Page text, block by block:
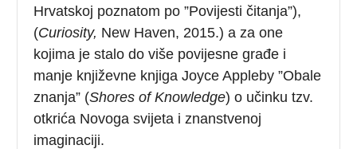
Hrvatskoj poznatom po ”Povijesti čitanja”),
(Curiosity, New Haven, 2015.) a za one
kojima je stalo do više povijesne građe i
manje književne knjiga Joyce Appleby ”Obale
znanja” (Shores of Knowledge) o učinku tzv.
otkrića Novoga svijeta i znanstvenoj
imaginaciji.